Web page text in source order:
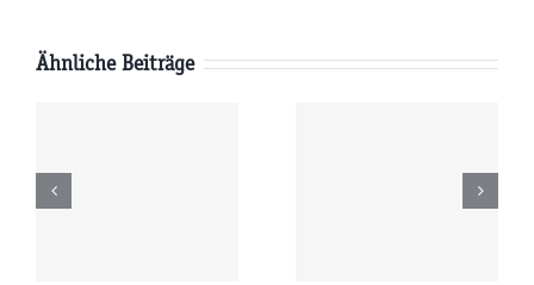
Ähnliche Beiträge
Samstag
08.08.2026